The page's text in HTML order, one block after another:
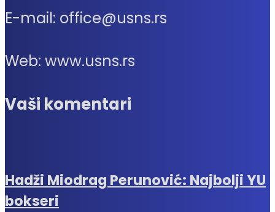
E-mail: office@usns.rs
Web: www.usns.rs
Vaši komentari
Hadži Miodrag Perunović: Najbolji YU
bokseri